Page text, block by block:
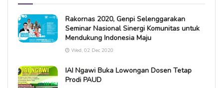
Rakornas 2020, Genpi Selenggarakan
Seminar Nasional Sinergi Komunitas untuk
Mendukung Indonesia Maju
Wed, 02 Dec 2020
IAI Ngawi Buka Lowongan Dosen Tetap
Prodi PAUD